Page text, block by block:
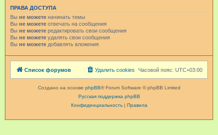
ПРАВА ДОСТУПА
Вы не можете начинать темы
Вы не можете отвечать на сообщения
Вы не можете редактировать свои сообщения
Вы не можете удалять свои сообщения
Вы не можете добавлять вложения
Список форумов Часовой пояс: UTC+03:00
Удалить cookies
Создано на основе phpBB® Forum Software © phpBB Limited
Русская поддержка phpBB
Конфиденциальность| Правила